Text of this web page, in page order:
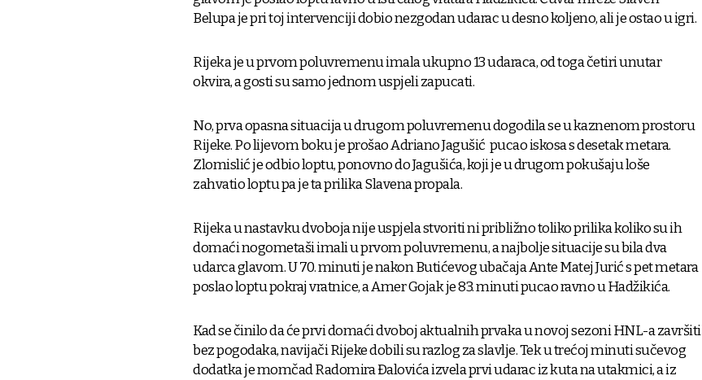
Belupa je pri toj intervenciji dobio nezgodan udarac u desno koljeno, ali je ostao u igri.
Rijeka je u prvom poluvremenu imala ukupno 13 udaraca, od toga četiri unutar
okvira, a gosti su samo jednom uspjeli zapucati.
No, prva opasna situacija u drugom poluvremenu dogodila se u kaznenom prostoru
Rijeke. Po lijevom boku je prošao Adriano Jagušić pucao iskosa s desetak metara.
Zlomislić je odbio loptu, ponovno do Jagušića, koji je u drugom pokušaju loše
zahvatio loptu pa je ta prilika Slavena propala.
Rijeka u nastavku dvoboja nije uspjela stvoriti ni približno toliko prilika koliko su ih
domaći nogometaši imali u prvom poluvremenu, a najbolje situacije su bila dva
udarca glavom. U 70. minuti je nakon Butićevog ubačaja Ante Matej Jurić s pet metara
poslao loptu pokraj vratnice, a Amer Gojak je 83. minuti pucao ravno u Hadžikića.
Kad se činilo da će prvi domaći dvoboj aktualnih prvaka u novoj sezoni HNL-a završiti
bez pogodaka, navijači Rijeke dobili su razlog za slavlje. Tek u trećoj minuti sučevog
dodatka je momčad Radomira Đalovića izvela prvi udarac iz kuta na utakmici, a iz